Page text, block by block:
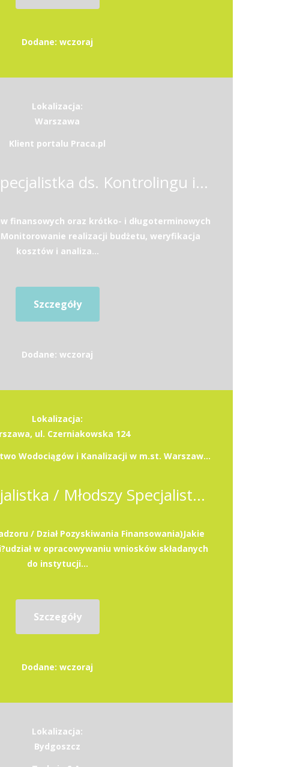
Dodane: wczoraj
Lokalizacja:
Warszawa
Klient portalu Praca.pl
Specjalista / Specjalistka ds. Kontrolingu i Analiz Finansowych w Sektorze Medycznym
finansowych oraz krótko- i długoterminowych
realizacji budżetu, weryfikacja
kosztów i analiza...
Szczegóły
Dodane: wczoraj
Lokalizacja:
ul. Czerniakowska 124
Miejskie Przedsiębiorstwo Wodociągów i Kanalizacji w m.st. Warszawie S.A.
Młodsza Specjalistka / Młodszy Specjalista -Starsza Specjalistka / Starszy Specjalista ds. Pozyskiwania Finansowania (k/m/n)
/ Dział Pozyskiwania Finansowania)Jakie
w opracowywaniu wniosków składanych
do instytucji...
Szczegóły
Dodane: wczoraj
Lokalizacja:
Bydgoszcz